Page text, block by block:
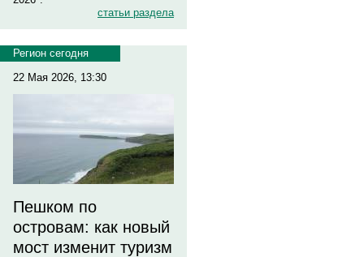
статьи раздела
Регион сегодня
22 Мая 2026, 13:30
Пешком по
островам: как новый
мост изменит туризм